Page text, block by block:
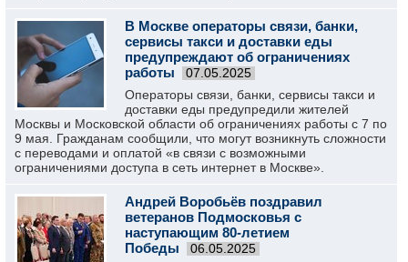
В Москве операторы связи, банки,
сервисы такси и доставки еды
предупреждают об ограничениях
работы
07.05.2025
Операторы связи, банки, сервисы такси и
доставки еды предупредили жителей
Москвы и Московской области об ограничениях работы с 7 по
9 мая. Гражданам сообщили, что могут возникнуть сложности
с переводами и оплатой «в связи с возможными
ограничениями доступа в сеть интернет в Москве».
Андрей Воробьёв поздравил
ветеранов Подмосковья с
наступающим 80-летием
Победы
06.05.2025